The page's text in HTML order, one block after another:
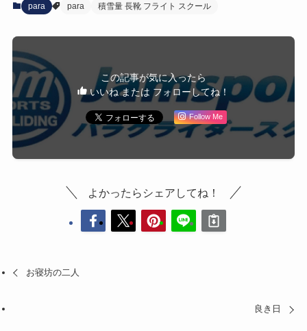
para para 積雪量 長靴 フライト スクール
この記事が気に入ったら
いいね または フォローしてね！
Follow Me
よかったらシェアしてね！
お寝坊の二人
良き日